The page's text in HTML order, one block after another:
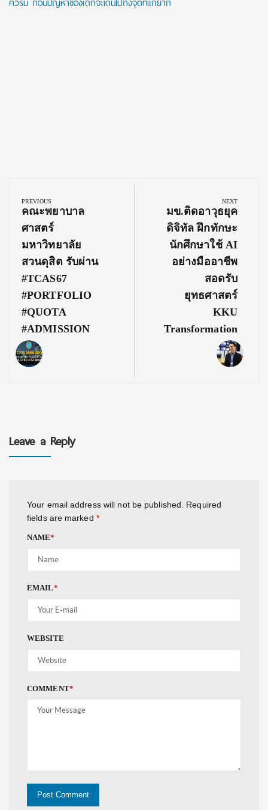
navigation
PREVIOUS
Previous
Post:
คณะพยาบาล
ศาสตร์
มหาวิทยาลัย
สวนดุสิต รับผ่าน
#TCAS67
#PORTFOLIO
#QUOTA
#ADMISSION
NEXT
Next
Post:
มข.ติดอาวุธยุค
ดิจิทัล ฝึกทักษะ
นักศึกษาใช้ AI
อย่างมืออาชีพ
สอดรับ
ยุทธศาสตร์
KKU
Transformation
Leave a Reply
Your email address will not be published.
Required
fields are marked *
NAME*
EMAIL*
WEBSITE
COMMENT*